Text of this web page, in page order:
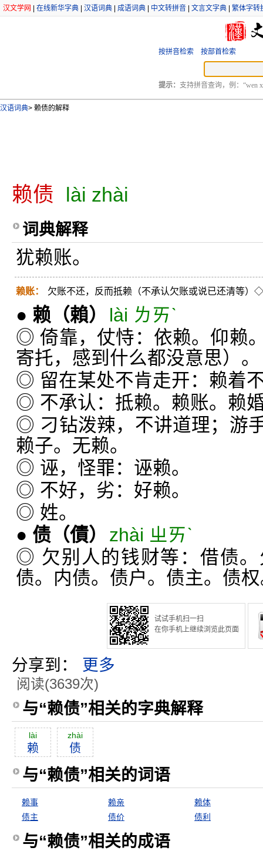
汉文学网 在线新华字典 汉语词典 成语词典 中文转拼音 文言文字典 繁体字转
按拼音检索 按部首检索
提示： 支持拼音查询，例：“wen
汉语词典> 赖债的解释
赖债 lài zhài
词典解释
犹赖账。
赖账： 欠账不还，反而抵赖（不承认欠账或说已还清等）
● 赖 （賴）
lài ㄌㄞˋ
◎ 倚靠，仗恃：依赖。仰赖
寄托，感到什么都没意思）。
◎ 留在某处不肯走开：赖着
◎ 不承认：抵赖。赖账。赖
◎ 刁钻泼辣，不讲道理；游
赖子。无赖。
◎ 诬，怪罪：诬赖。
◎ 不好，劣：好赖。
◎ 姓。
● 债 （債）
zhài ㄓㄞˋ
◎ 欠别人的钱财等：借债
债。内债。债户。债主。债
试试手机扫一扫
在你手机上继续浏览此页面
分享到： 更多
阅读(3639次)
与“赖债”相关的字典解释
lài
赖
zhài
债
与“赖债”相关的词语
赖事 赖亲
赖体
债主
债价 债利
与“赖债”相关的成语